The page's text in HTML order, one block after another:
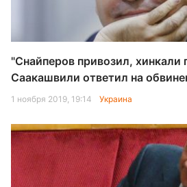
"Снайперов привозил, хинкали
Саакашвили ответил на
1 ноября 2019, 19:14 Украина